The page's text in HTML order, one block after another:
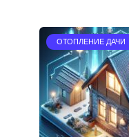
ОТОПЛЕНИЕ ДАЧИ